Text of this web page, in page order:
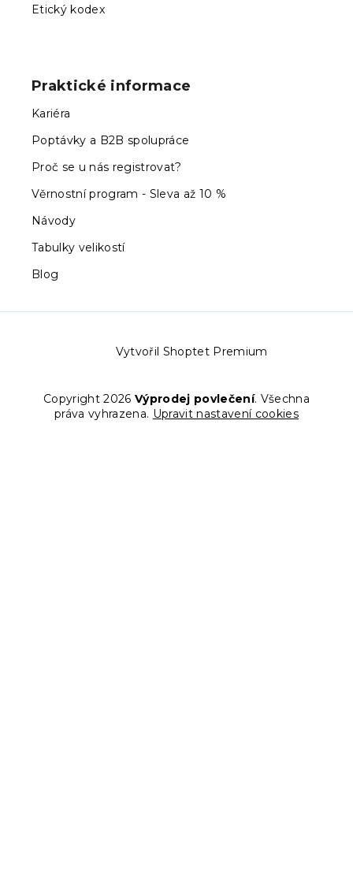
Etický kodex
Praktické informace
Kariéra
Poptávky a B2B spolupráce
Proč se u nás registrovat?
Věrnostní program - Sleva až 10 %
Návody
Tabulky velikostí
Blog
Vytvořil Shoptet Premium
Copyright 2026 Výprodej povlečení. Všechna
práva vyhrazena. Upravit nastavení cookies